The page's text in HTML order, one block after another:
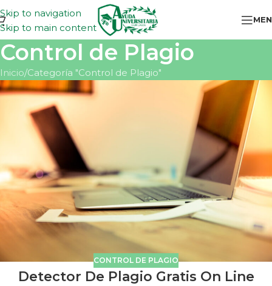
Skip to navigation
Skip to main content
Control de Plagio
Inicio Categoría "Control de Plagio"
CONTROL DE PLAGIO
Detector De Plagio Gratis On Line